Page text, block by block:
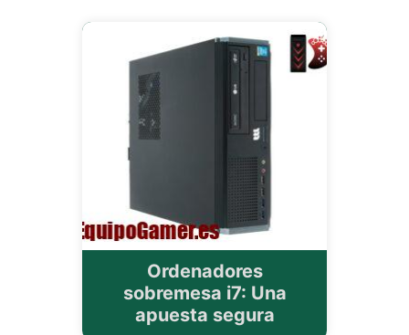
Ordenadores
sobremesa i7: Una
apuesta segura